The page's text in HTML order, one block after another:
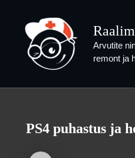
content
Arvutite
remont ja
PS4 puhastus ja